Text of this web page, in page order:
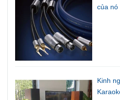
của nó
Kinh